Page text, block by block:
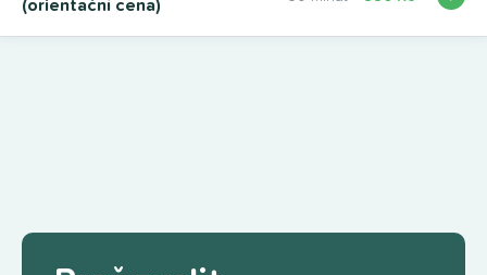
(orientační cena)